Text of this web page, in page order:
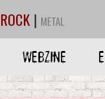
ROCK | METAL
WEBZINE